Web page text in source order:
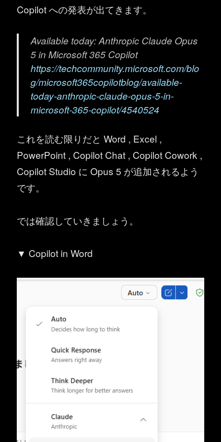
Copilot への発表が出てきます。
Available today: Anthropic Claude Opus
5 in Microsoft 365 Copilot
https://techcommunity.microsoft.com/blo
g/microsoft365copilotblog/available-
today-anthropic-claude-opus-5-in-
microsoft-365-copilot/4540524
これを読む限りだと Word , Excel ,
PowerPoint , Copilot Chat , Copilot Cowork ,
Copilot Studio に Opus 5 が追加されるよう
です。
では確認していきましょう。
▼ Copilot in Word